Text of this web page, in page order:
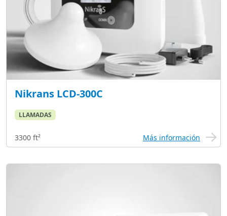
Nikrans LCD-300C
LLAMADAS
3300 ft² Más información